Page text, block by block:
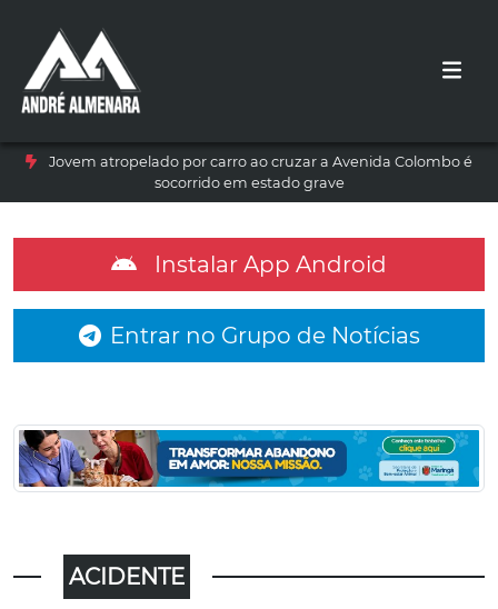
Jovem atropelado por carro ao cruzar a Avenida Colombo é
socorrido em estado grave
Instalar App Android
Entrar no Grupo de Notícias
ACIDENTE